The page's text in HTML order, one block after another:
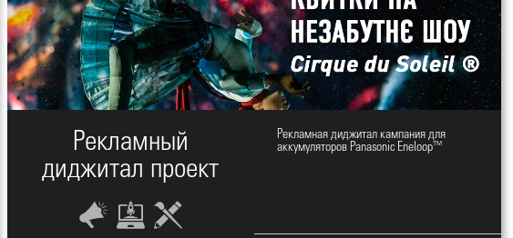
Рекламный
диджитал проект
Рекламная диджитал кампания для
аккумуляторов Panasonic Eneloop™